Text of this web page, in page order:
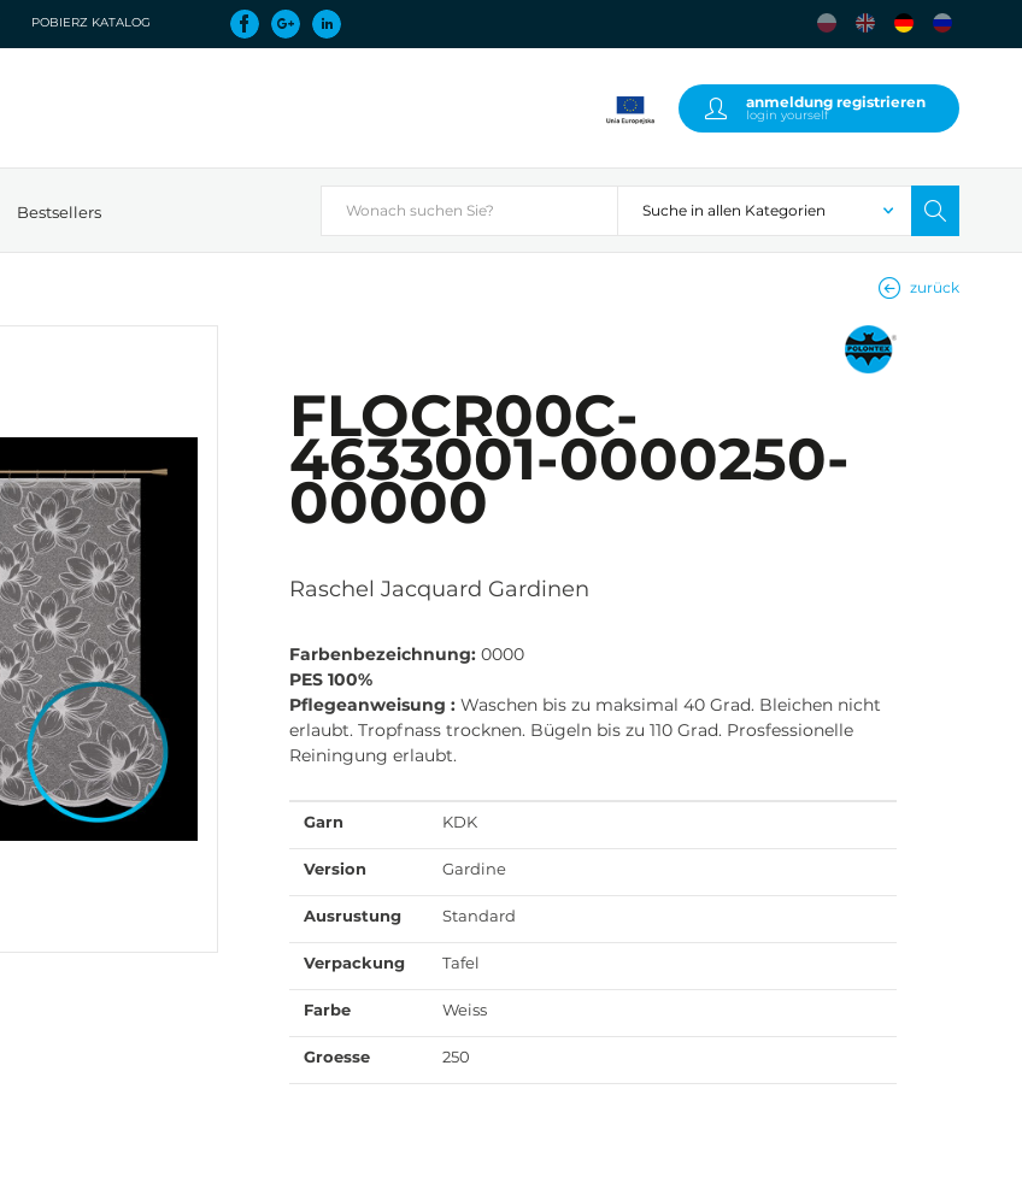
POBIERZ KATALOG
anmeldung registrieren
login yourself
Bestsellers
zurück
FLOCR00C-
4633001-0000250-
00000
Raschel Jacquard Gardinen
Farbenbezeichnung: 0000
PES 100%
Pflegeanweisung : Waschen bis zu maksimal 40 Grad. Bleichen nicht
erlaubt. Tropfnass trocknen. Bügeln bis zu 110 Grad. Prosfessionelle
Reiningung erlaubt.
Garn KDK
Version Gardine
Ausrustung Standard
Verpackung Tafel
Farbe Weiss
Groesse 250